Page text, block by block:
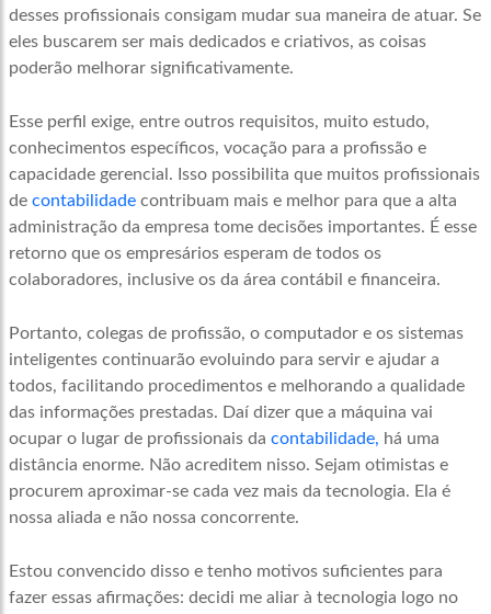
desses profissionais consigam mudar sua maneira de atuar. Se
eles buscarem ser mais dedicados e criativos, as coisas
poderão melhorar significativamente.
Esse perfil exige, entre outros requisitos, muito estudo,
conhecimentos específicos, vocação para a profissão e
capacidade gerencial. Isso possibilita que muitos profissionais
de contabilidadecontribuam mais e melhor para que a alta
administração da empresa tome decisões importantes. É esse
retorno que os empresários esperam de todos os
colaboradores, inclusive os da área contábil e financeira.
Portanto, colegas de profissão, o computador e os sistemas
inteligentes continuarão evoluindo para servir e ajudar a
todos, facilitando procedimentos e melhorando a qualidade
das informações prestadas. Daí dizer que a máquina vai
ocupar o lugar de profissionais da contabilidade, há uma
distância enorme. Não acreditem nisso. Sejam otimistas e
procurem aproximar-se cada vez mais da tecnologia. Ela é
nossa aliada e não nossa concorrente.
Estou convencido disso e tenho motivos suficientes para
fazer essas afirmações: decidi me aliar à tecnologia logo no